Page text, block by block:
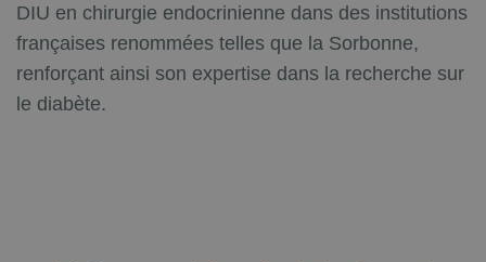
DIU en chirurgie endocrinienne dans des institutions
françaises renommées telles que la Sorbonne,
renforçant ainsi son expertise dans la recherche sur
le diabète.